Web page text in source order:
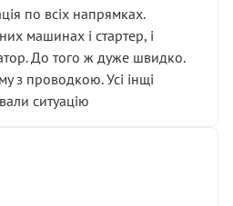
по всіх напрямках.
машинах і стартер, і
До того ж дуже швидко.
з проводкою. Усі інщі
ситуацію